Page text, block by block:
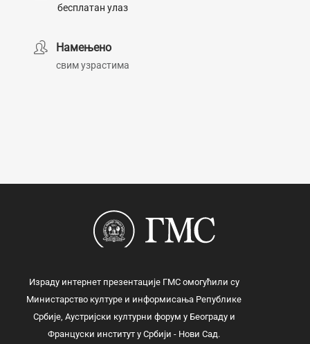
бесплатан улаз
Намењено
свим узрастима
Израду интернет презентације ГМС омогућили су
Министарство културе и информисања Републике
Србије, Аустријски културни форум у Београду и
Француски институт у Србији - Нови Сад.